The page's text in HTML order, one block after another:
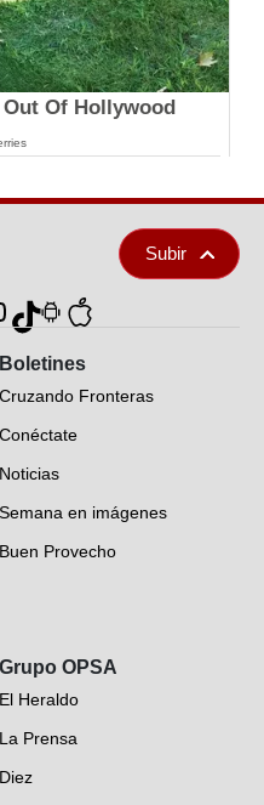
Out Of Hollywood
Subir
Boletines
Cruzando Fronteras
Conéctate
Noticias
Semana en imágenes
Buen Provecho
Grupo OPSA
El Heraldo
La Prensa
Diez